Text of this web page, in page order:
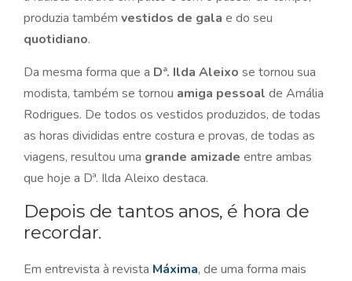
produzia também vestidos de gala e do seu
quotidiano.
Da mesma forma que a Dª. Ilda Aleixo se tornou sua
modista, também se tornou amiga pessoal de Amália
Rodrigues. De todos os vestidos produzidos, de todas
as horas divididas entre costura e provas, de todas as
viagens, resultou uma grande amizade entre ambas
que hoje a Dª. Ilda Aleixo destaca.
Depois de tantos anos, é hora de
recordar.
Em entrevista à revista Máxima, de uma forma mais